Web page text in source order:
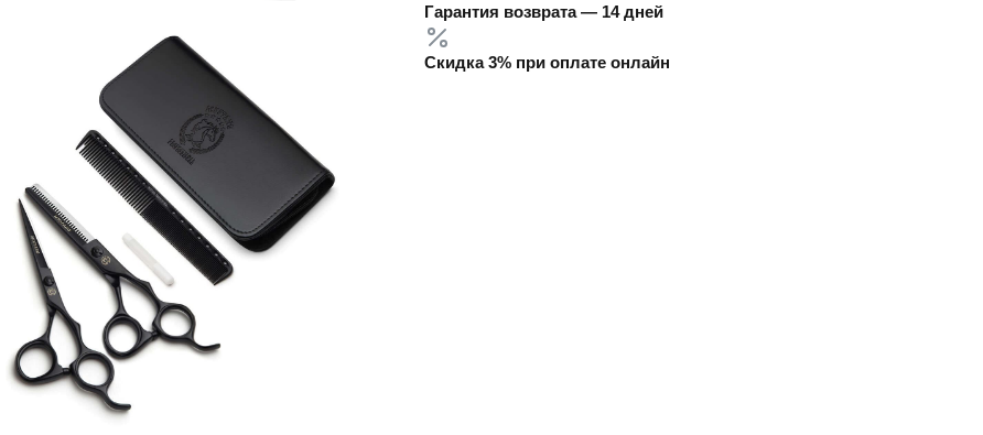
Гарантия возврата — 14 дней
Скидка 3% при оплате онлайн